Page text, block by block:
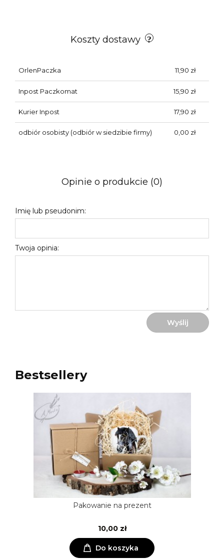
Koszty dostawy
OrlenPaczka 11,90 zł
Inpost Paczkomat 15,90 zł
Kurier Inpost 17,90 zł
odbiór osobisty(odbiór w siedzibie firmy) 0,00 zł
Opinie o produkcie (0)
Imię lub pseudonim:
Twoja opinia:
Wyślij
Bestsellery
Pakowanie na prezent
10,00 zł
Do koszyka